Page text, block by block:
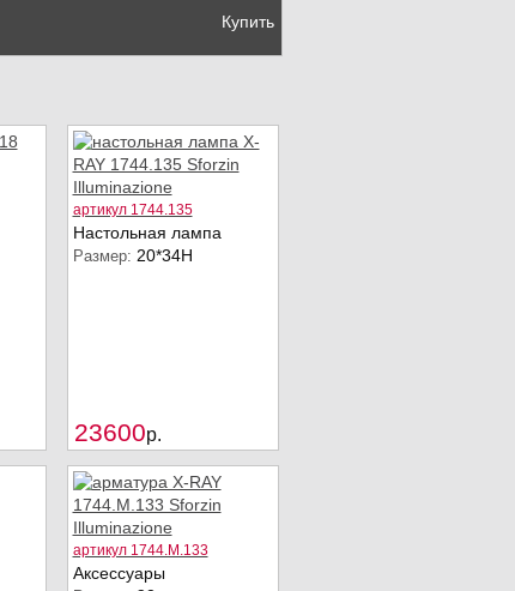
Купить
артикул 1744.135
Настольная лампа
Размер: 20*34Н
23600p.
артикул 1744.M.133
Аксессуары